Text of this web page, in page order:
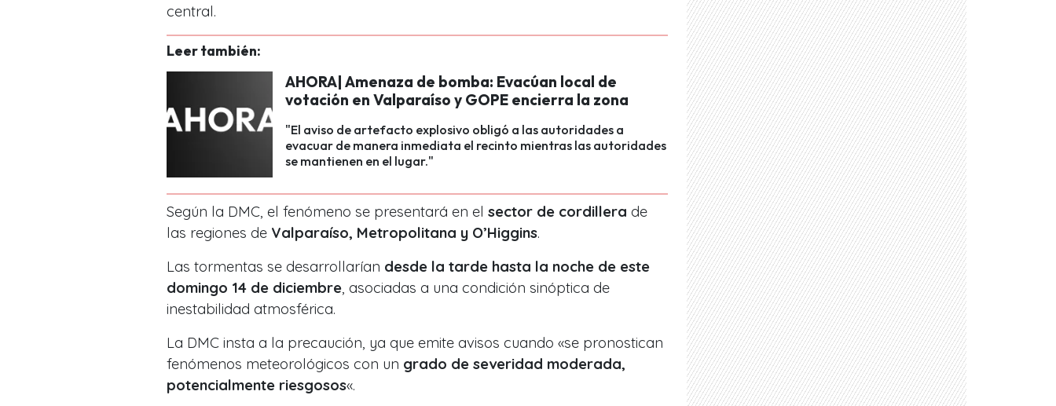
central.
Leer también:
AHORA| Amenaza de bomba: Evacúan local de
votación en Valparaíso y GOPE encierra la zona
"El aviso de artefacto explosivo obligó a las autoridades a
evacuar de manera inmediata el recinto mientras las autoridades
se mantienen en el lugar."
Según la DMC, el fenómeno se presentará en el sector de cordillera de
las regiones de Valparaíso, Metropolitana y O’Higgins.
Las tormentas se desarrollarían desde la tarde hasta la noche de este
domingo 14 de diciembre , asociadas a una condición sinóptica de
inestabilidad atmosférica.
La DMC insta a la precaución, ya que emite avisos cuando «se pronostican
fenómenos meteorológicos con un grado de severidad moderada,
potencialmente riesgosos«.